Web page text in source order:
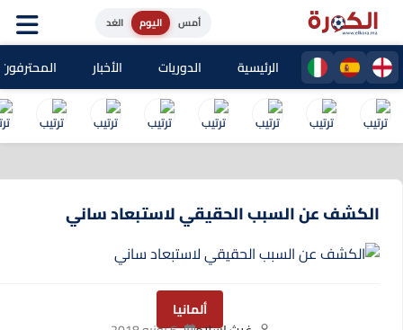
اليوم الغد
الرئيسية الدوريات الأخبار المحترفون
الكشف عن السبب الحقيقي لاستبعاد ساني
ألمانيا